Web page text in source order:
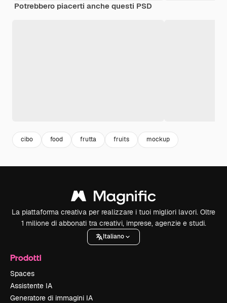
Potrebbero piacerti anche questi PSD
cibo food frutta fruits mockup
La piattaforma creativa per realizzare i tuoi migliori lavori. Oltre
1 milione di abbonati tra creativi, imprese, agenzie e studi.
Italiano
Prodotti
Spaces
Assistente IA
Generatore di immagini IA